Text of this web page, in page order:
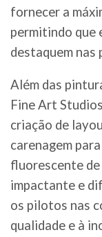
fornecer a
permitindo que
destaquem nas
Além das
Fine Art
criação de
carenagem
fluorescente
impactante e
os pilotos nas
qualidade e à